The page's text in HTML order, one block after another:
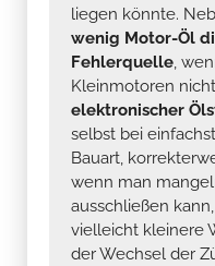
liegen könnte.
wenig Motor-Öl
Fehlerquelle,
Kleinmotoren
elektronischer
selbst bei
Bauart,
wenn man
ausschließen
vielleicht kleinere
der Wechsel der